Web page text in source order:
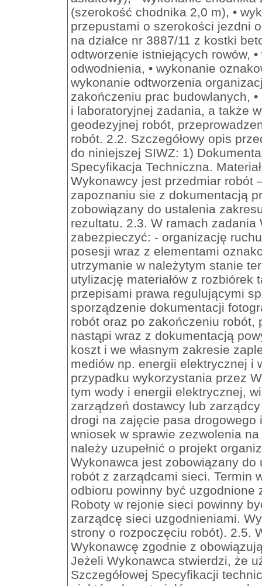
(szerokość chodnika 2,0 m), •
przepustami o szerokości jezdni
na działce nr 3887/11 z kostki
odtworzenie istniejących rowów,
odwodnienia, • wykonanie
wykonanie odtworzenia
zakończeniu prac budowlanych,
i laboratoryjnej zadania, a także
geodezyjnej robót,
robót. 2.2. Szczegółowy opis
do niniejszej SIWZ: 1)
Specyfikacja Techniczna.
Wykonawcy jest przedmiar robót
zapoznaniu sie z dokumentacją
zobowiązany do ustalenia
rezultatu. 2.3. W ramach
zabezpieczyć: - organizację
posesji wraz z elementami
utrzymanie w należytym stanie
utylizację materiałów z
przepisami prawa regulującymi
sporządzenie dokumentacji
robót oraz po zakończeniu
nastąpi wraz z dokumentacją
koszt i we własnym zakresie
mediów np. energii elektrycznej i
przypadku wykorzystania przez
tym wody i energii elektrycznej,
zarządzeń dostawcy lub
drogi na zajęcie pasa
wniosek w sprawie zezwolenia
należy uzupełnić o projekt
Wykonawca jest zobowiązany
robót z zarządcami sieci. Termin
odbioru powinny być
Roboty w rejonie sieci powinny
zarządcę sieci uzgodnieniami.
strony o rozpoczęciu robót). 2.5.
Wykonawcę zgodnie z
Jeżeli Wykonawca stwierdzi, że
Szczegółowej Specyfikacji